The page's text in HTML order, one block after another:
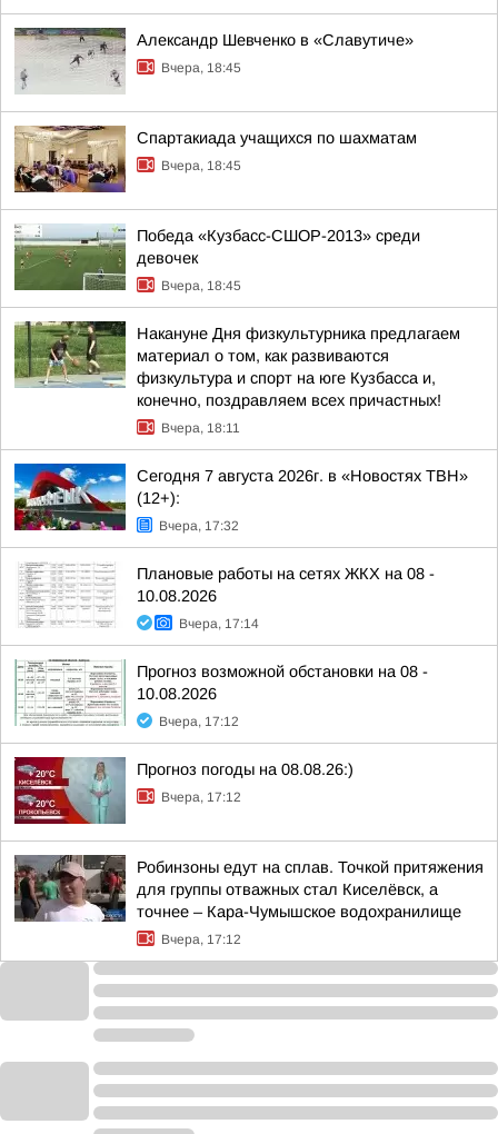
Александр Шевченко в «Славутиче»
Вчера, 18:45
Спартакиада учащихся по шахматам
Вчера, 18:45
Победа «Кузбасс-СШОР-2013» среди
девочек
Вчера, 18:45
Накануне Дня физкультурника предлагаем
материал о том, как развиваются
физкультура и спорт на юге Кузбасса и,
конечно, поздравляем всех причастных!
Вчера, 18:11
Сегодня 7 августа 2026г. в «Новостях ТВН»
(12+):
Вчера, 17:32
Плановые работы на сетях ЖКХ на 08 -
10.08.2026
Вчера, 17:14
Прогноз возможной обстановки на 08 -
10.08.2026
Вчера, 17:12
Прогноз погоды на 08.08.26:)
Вчера, 17:12
Робинзоны едут на сплав. Точкой притяжения
для группы отважных стал Киселёвск, а
точнее – Кара-Чумышское водохранилище
Вчера, 17:12